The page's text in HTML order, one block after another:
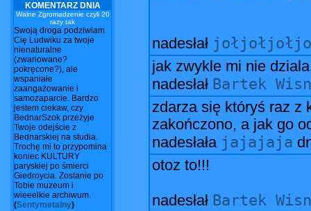
KOMENTARZ DNIA
Walne Zgromadzenie czyli 20
razy tak
Swoją droga podziwiam
Cię Ludwiku za twoje
nienaturalne
(zwariowane?
pokręcone?), ale
wspaniałe
zaangażowanie i
samozaparcie. Bardzo
jestem ciekaw, czy
BednarSzok przeżyje
Twoje odejście z
Bednarskiej na studia.
Trochę mi to przypomina
koniec KULTURY
paryskiej po śmierci
Giedroycia. Zostanie po
Tobie muzeum i
wieeelkie archiwum.
(Sentymetalny)
nadesłał
jak zwykle mi nie
nadesłał Bartek
zdarza się któryś raz z
zakończono, a jak go
nadesłała jajajaja
otoz to!!!
nadesłał Bartek